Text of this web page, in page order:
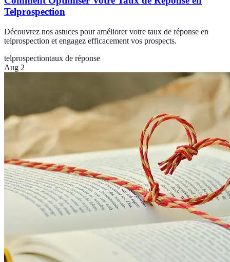
Telprospection
Découvrez nos astuces pour améliorer votre taux de réponse en
telprospection et engagez efficacement vos prospects.
telprospectiontaux de réponse
Aug 2